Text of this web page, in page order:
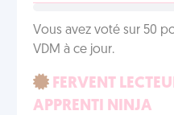
Vous avez voté sur 50
VDM à ce jour.
FERVENT
APPRENTI NINJA